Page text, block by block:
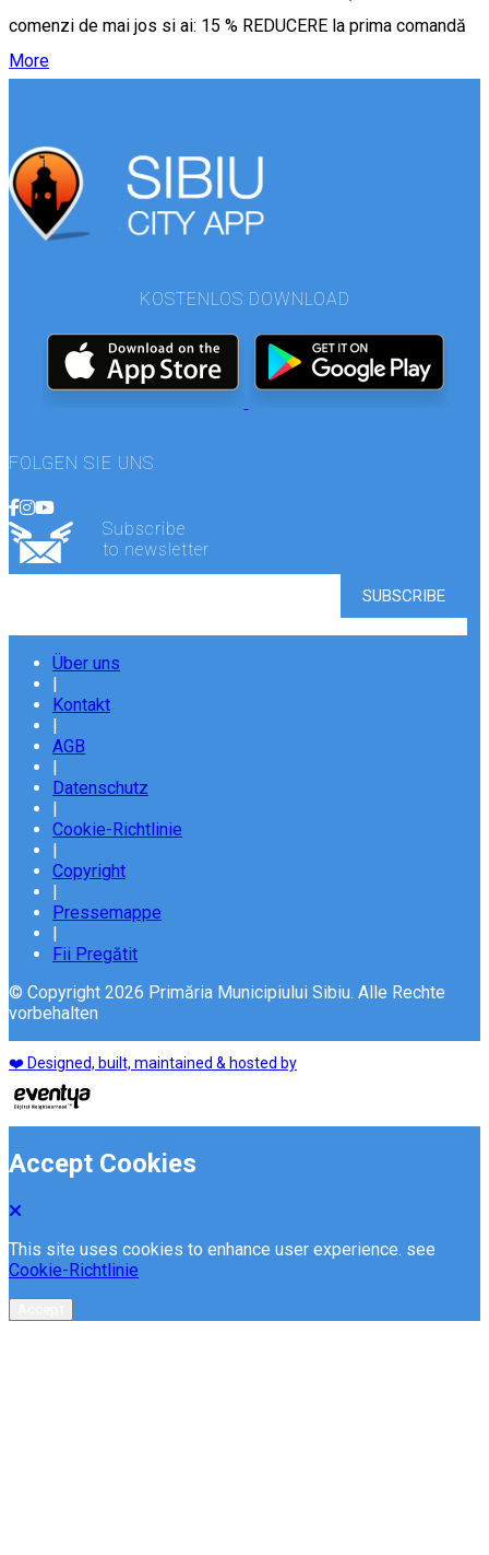
comenzi de mai jos si ai: 15 % REDUCERE la prima comandă
More
KOSTENLOS DOWNLOAD
FOLGEN SIE UNS
Subscribe
to newsletter
Über uns
|
Kontakt
|
AGB
|
Datenschutz
|
Cookie-Richtlinie
|
Copyright
|
Pressemappe
|
Fii Pregătit
© Copyright 2026 Primăria Municipiului Sibiu. Alle Rechte
vorbehalten
❤️ Designed, built, maintained & hosted by
Accept Cookies
This site uses cookies to enhance user experience. see
Cookie-Richtlinie